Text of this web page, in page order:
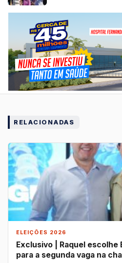
RELACIONADAS
ELEIÇÕES 2026
Exclusivo | Raquel escolhe
para a segunda vaga na